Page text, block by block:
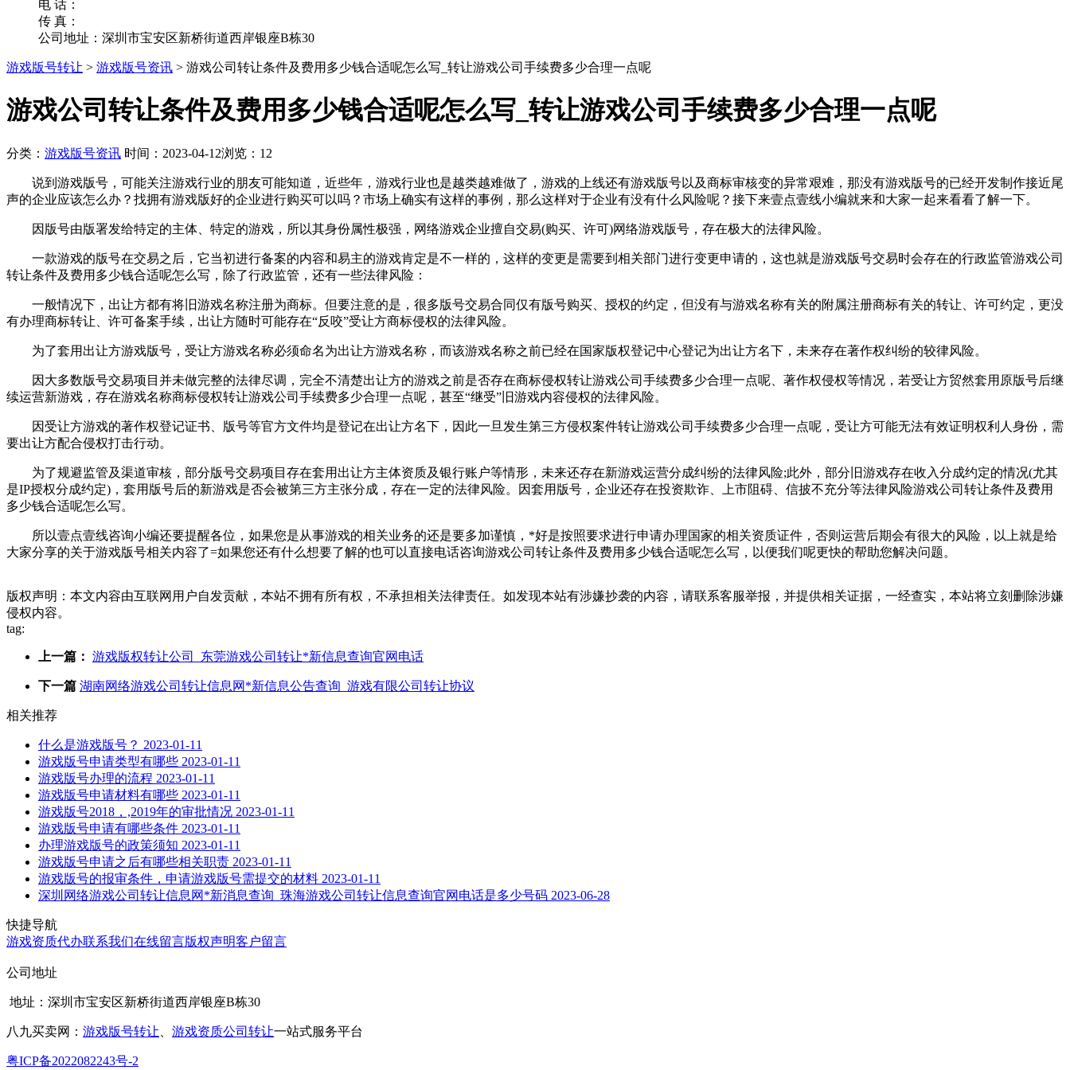
电 话：
传 真：
公司地址：深圳市宝安区新桥街道西岸银座B栋30
游戏版号转让 > 游戏版号资讯 > 游戏公司转让条件及费用多少钱合适呢怎么写_转让游戏公司手续费多少合理一点呢
游戏公司转让条件及费用多少钱合适呢怎么写_转让游戏公司手续费多少合理一点呢
分类： 游戏版号资讯 时间：2023-04-12浏览：12
说到游戏版号，可能关注游戏行业的朋友可能知道，近些年，游戏行业也是越类越难做了，游戏的上线还有游戏版号以及商标审核变的异常艰难，那没有游戏版号的已经开发制作接近尾
声的企业应该怎么办？找拥有游戏版好的企业进行购买可以吗？市场上确实有这样的事例，那么这样对于企业有没有什么风险呢？接下来壹点壹线小编就来和大家一起来看看了解一下。
因版号由版署发给特定的主体、特定的游戏，所以其身份属性极强，网络游戏企业擅自交易(购买、许可)网络游戏版号，存在极大的法律风险。
一款游戏的版号在交易之后，它当初进行备案的内容和易主的游戏肯定是不一样的，这样的变更是需要到相关部门进行变更申请的，这也就是游戏版号交易时会存在的行政监管游戏公司
转让条件及费用多少钱合适呢怎么写，除了行政监管，还有一些法律风险：
一般情况下，出让方都有将旧游戏名称注册为商标。但要注意的是，很多版号交易合同仅有版号购买、授权的约定，但没有与游戏名称有关的附属注册商标有关的转让、许可约定，更没
有办理商标转让、许可备案手续，出让方随时可能存在“反咬”受让方商标侵权的法律风险。
为了套用出让方游戏版号，受让方游戏名称必须命名为出让方游戏名称，而该游戏名称之前已经在国家版权登记中心登记为出让方名下，未来存在著作权纠纷的较律风险。
因大多数版号交易项目并未做完整的法律尽调，完全不清楚出让方的游戏之前是否存在商标侵权转让游戏公司手续费多少合理一点呢、著作权侵权等情况，若受让方贸然套用原版号后继
续运营新游戏，存在游戏名称商标侵权转让游戏公司手续费多少合理一点呢，甚至“继受”旧游戏内容侵权的法律风险。
因受让方游戏的著作权登记证书、版号等官方文件均是登记在出让方名下，因此一旦发生第三方侵权案件转让游戏公司手续费多少合理一点呢，受让方可能无法有效证明权利人身份，需
要出让方配合侵权打击行动。
为了规避监管及渠道审核，部分版号交易项目存在套用出让方主体资质及银行账户等情形，未来还存在新游戏运营分成纠纷的法律风险;此外，部分旧游戏存在收入分成约定的情况(尤其
是IP授权分成约定)，套用版号后的新游戏是否会被第三方主张分成，存在一定的法律风险。因套用版号，企业还存在投资欺诈、上市阻碍、信披不充分等法律风险游戏公司转让条件及费用
多少钱合适呢怎么写。
所以壹点壹线咨询小编还要提醒各位，如果您是从事游戏的相关业务的还是要多加谨慎，*好是按照要求进行申请办理国家的相关资质证件，否则运营后期会有很大的风险，以上就是给
大家分享的关于游戏版号相关内容了=如果您还有什么想要了解的也可以直接电话咨询游戏公司转让条件及费用多少钱合适呢怎么写，以便我们呢更快的帮助您解决问题。
版权声明：本文内容由互联网用户自发贡献，本站不拥有所有权，不承担相关法律责任。如发现本站有涉嫌抄袭的内容，请联系客服举报，并提供相关证据，一经查实，本站将立刻删除涉嫌
侵权内容。
tag:
上一篇： 游戏版权转让公司_东莞游戏公司转让*新信息查询官网电话
下一篇 湖南网络游戏公司转让信息网*新信息公告查询_游戏有限公司转让协议
相关推荐
什么是游戏版号？ 2023-01-11
游戏版号申请类型有哪些 2023-01-11
游戏版号办理的流程 2023-01-11
游戏版号申请材料有哪些 2023-01-11
游戏版号2018，,2019年的审批情况 2023-01-11
游戏版号申请有哪些条件 2023-01-11
办理游戏版号的政策须知 2023-01-11
游戏版号申请之后有哪些相关职责 2023-01-11
游戏版号的报审条件，申请游戏版号需提交的材料 2023-01-11
深圳网络游戏公司转让信息网*新消息查询_珠海游戏公司转让信息查询官网电话是多少号码 2023-06-28
快捷导航
游戏资质代办联系我们在线留言版权声明客户留言
公司地址
地址：深圳市宝安区新桥街道西岸银座B栋30
八九买卖网： 游戏版号转让 游戏资质公司转让一站式服务平台
粤ICP备2022082243号-2